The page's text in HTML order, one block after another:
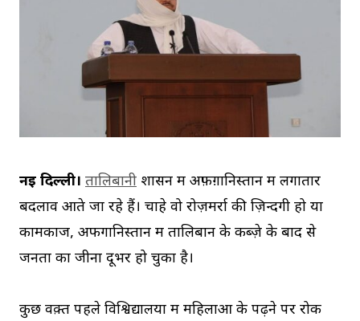
नई दिल्ली। तालिबानी शासन में अफ़ग़ानिस्तान में लगातार
बदलाव आते जा रहे हैं। चाहे वो रोज़मर्रा की ज़िन्दगी हो या
कामकाज, अफगानिस्तान में तालिबान के कब्ज़े के बाद से
जनता का जीना दूभर हो चुका है।
कुछ वक़्त पहले विश्विद्यालयों में महिलाओं के पढ़ने पर रोक